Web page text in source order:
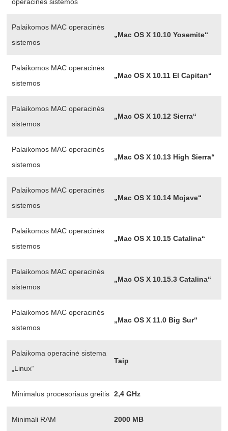
Palaikomos MAC operacinės
sistemos
„Mac OS X 10.10 Yosemite“
Palaikomos MAC operacinės
sistemos
„Mac OS X 10.11 El Capitan“
Palaikomos MAC operacinės
sistemos
„Mac OS X 10.12 Sierra“
Palaikomos MAC operacinės
sistemos
„Mac OS X 10.13 High Sierra“
Palaikomos MAC operacinės
sistemos
„Mac OS X 10.14 Mojave“
Palaikomos MAC operacinės
sistemos
„Mac OS X 10.15 Catalina“
Palaikomos MAC operacinės
sistemos
„Mac OS X 10.15.3 Catalina“
Palaikomos MAC operacinės
sistemos
„Mac OS X 11.0 Big Sur“
Palaikoma operacinė sistema
„Linux“
Taip
Minimalus procesoriaus greitis 2,4 GHz
Minimali RAM 2000 MB